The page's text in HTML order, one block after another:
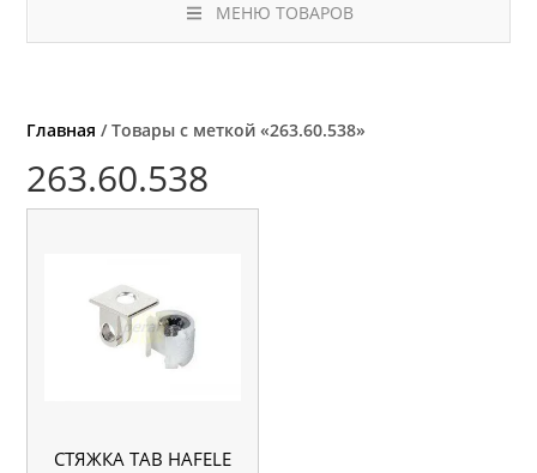
МЕНЮ ТОВАРОВ
Главная / Товары с меткой «263.60.538»
263.60.538
СТЯЖКА TAB HAFELE